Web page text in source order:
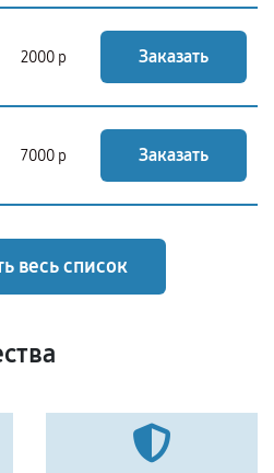
2000 р Заказать
7000 р Заказать
весь список